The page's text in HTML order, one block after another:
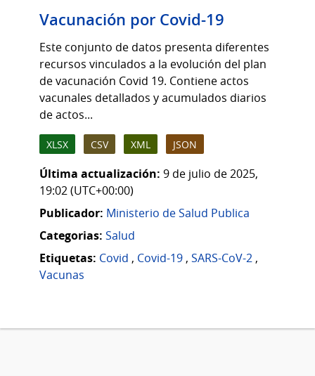
Vacunación por Covid-19
Este conjunto de datos presenta diferentes
recursos vinculados a la evolución del plan
de vacunación Covid 19. Contiene actos
vacunales detallados y acumulados diarios
de actos...
XLSX CSV XML JSON
Última actualización: 9 de julio de 2025,
19:02 (UTC+00:00)
Publicador: Ministerio de Salud Publica
Categorias: Salud
Etiquetas: Covid , Covid-19 , SARS-CoV-2 ,
Vacunas